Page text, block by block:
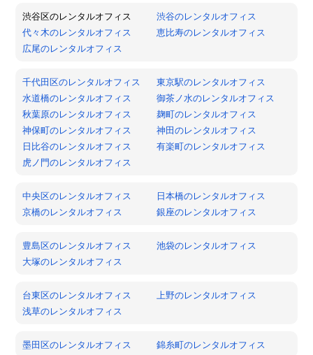
渋谷区のレンタルオフィス
渋谷のレンタルオフィス
代々木のレンタルオフィス
恵比寿のレンタルオフィス
広尾のレンタルオフィス
千代田区のレンタルオフィス
東京駅のレンタルオフィス
水道橋のレンタルオフィス
御茶ノ水のレンタルオフィス
秋葉原のレンタルオフィス
麹町のレンタルオフィス
神保町のレンタルオフィス
神田のレンタルオフィス
日比谷のレンタルオフィス
有楽町のレンタルオフィス
虎ノ門のレンタルオフィス
中央区のレンタルオフィス
日本橋のレンタルオフィス
京橋のレンタルオフィス
銀座のレンタルオフィス
豊島区のレンタルオフィス
池袋のレンタルオフィス
大塚のレンタルオフィス
台東区のレンタルオフィス
上野のレンタルオフィス
浅草のレンタルオフィス
墨田区のレンタルオフィス 錦糸町のレンタルオフィス